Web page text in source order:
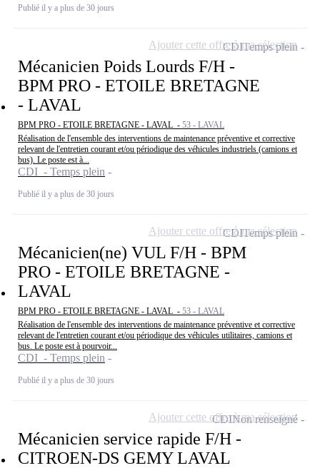
Publié il y a plus de 30 jours
Mécanicien Poids Lourds F/H -
BPM PRO - ETOILE BRETAGNE
- LAVAL
BPM PRO - ETOILE BRETAGNE - LAVAL - 53 - LAVAL
Réalisation de l'ensemble des interventions de maintenance préventive et corrective
relevant de l'entretien courant et/ou périodique des véhicules industriels (camions et
bus). Le poste est à...
CDI - Temps plein
Publié il y a plus de 30 jours
CDITemps plein
Ajouter cette offre à ma sélection
Mécanicien(ne) VUL F/H - BPM
PRO - ETOILE BRETAGNE -
LAVAL
BPM PRO - ETOILE BRETAGNE - LAVAL - 53 - LAVAL
Réalisation de l'ensemble des interventions de maintenance préventive et corrective
relevant de l'entretien courant et/ou périodique des véhicules utilitaires, camions et
bus. Le poste est à pourvoir...
CDI - Temps plein
Publié il y a plus de 30 jours
CDITemps plein
Ajouter cette offre à ma sélection
Mécanicien service rapide F/H -
CITROEN-DS GEMY LAVAL
CDINon renseigné
Ajouter cette offre à ma sélection